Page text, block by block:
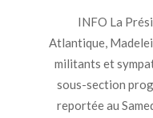
INFO La
Atlantique,
militants et
sous-section
reportée au